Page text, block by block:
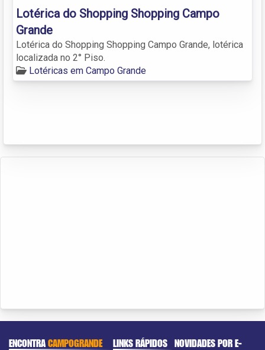
Lotérica do Shopping Shopping Campo
Grande
Lotérica do Shopping Shopping Campo Grande, lotérica
localizada no 2° Piso.
Lotéricas em Campo Grande
ENCONTRACAMPOGRANDE LINKS RÁPIDOS NOVIDADES POR E-